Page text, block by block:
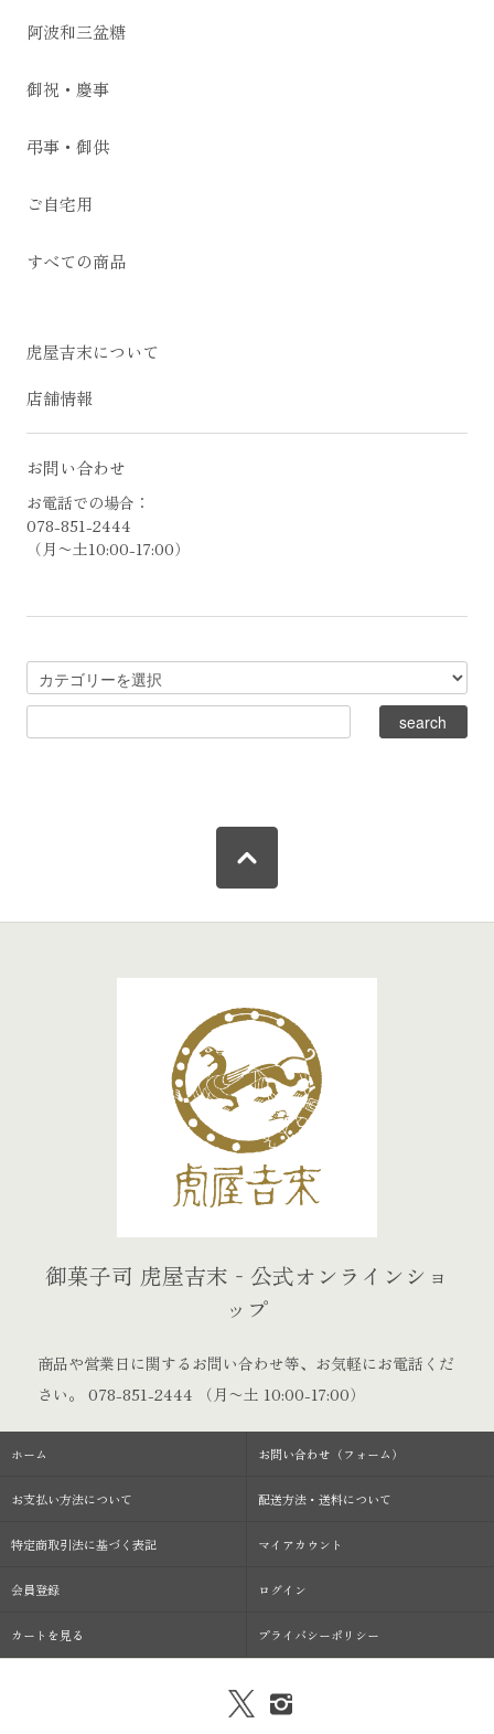
阿波和三盆糖
御祝・慶事
弔事・御供
ご自宅用
すべての商品
虎屋吉末について
店舗情報
お問い合わせ
お電話での場合：
078-851-2444
（月〜土10:00-17:00）
御菓子司 虎屋吉末‐公式オンラインショ
ップ
商品や営業日に関するお問い合わせ等、お気軽にお電話くだ
さい。
078-851-2444 （月〜土 10:00-17:00）
ホーム お問い合わせ（フォーム）
お支払い方法について 配送方法・送料について
特定商取引法に基づく表記 マイアカウント
会員登録 ログイン
カートを見る プライバシーポリシー